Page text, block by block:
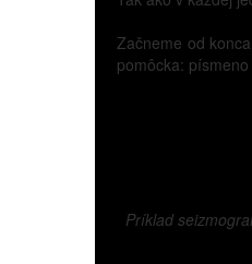
Začneme od
pomôcka:
Príklad